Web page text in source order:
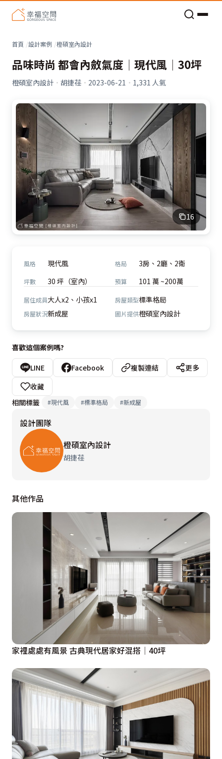
首頁 設計案例 橙碩室內設計
品味時尚 都會內斂氣度│現代風│30坪
橙碩室內設計 · 胡捷荏 · 2023-06-21 · 1,331 人氣
16
風格 現代風 格局 3房、2廳、2衛
坪數 30 坪（室內） 預算 101 萬 ~200萬
居住成員大人x2、小孩x1 房屋類型標準格局
房屋狀況新成屋 圖片提供橙碩室內設計
喜歡這個案例嗎?
LINE Facebook 複製連結
更多
收藏
相關標籤
#現代風 #標準格局 #新成屋
設計團隊
橙碩室內設計
胡捷荏
其他作品
家裡處處有風景 古典現代居家好混搭│40坪